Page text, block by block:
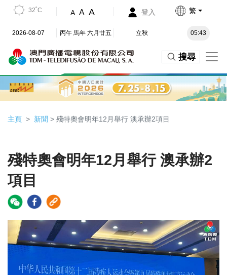
32˚C A A A 登入 繁
2026-08-07 丙午 馬年 六月廿五 立秋 05:43
搜尋
主頁 新聞 > 殘特奧會明年12月舉行 澳承辦2項目
殘特奧會明年12月舉行 澳承辦2
項目